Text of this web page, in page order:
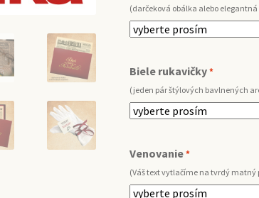
(darčeková obálka alebo
Biele rukavičky*
(jeden pár štýlových bavlnených
Venovanie*
(Váš text vytlačíme na tvrdý matný